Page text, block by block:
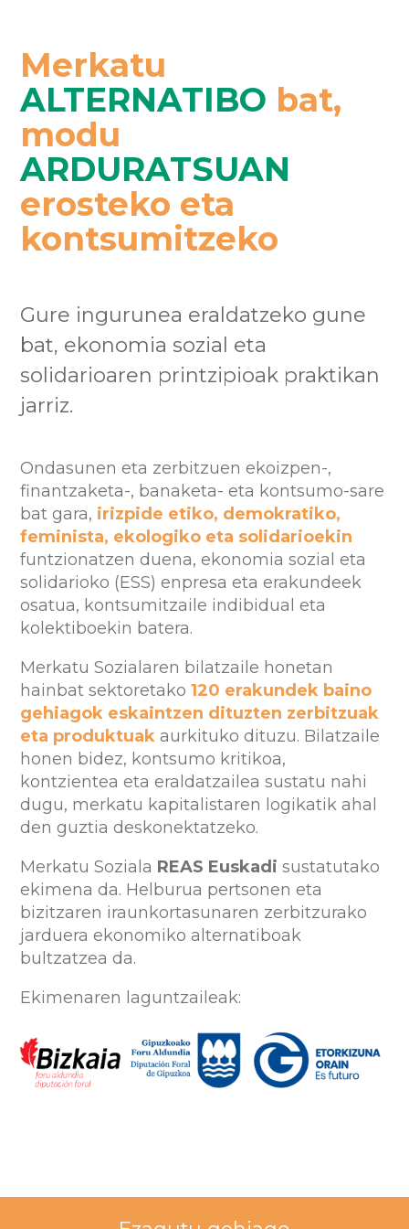
Merkatu
ALTERNATIBO bat,
modu
ARDURATSUAN
erosteko eta
kontsumitzeko
Gure ingurunea eraldatzeko gune
bat, ekonomia sozial eta
solidarioaren printzipioak praktikan
jarriz.
Ondasunen eta zerbitzuen ekoizpen-,
finantzaketa-, banaketa- eta kontsumo-sare
bat gara, irizpide etiko, demokratiko,
feminista, ekologiko eta solidarioekin
funtzionatzen duena, ekonomia sozial eta
solidarioko (ESS) enpresa eta erakundeek
osatua, kontsumitzaile indibidual eta
kolektiboekin batera.
Merkatu Sozialaren bilatzaile honetan
hainbat sektoretako120 erakundek baino
gehiagok eskaintzen dituzten zerbitzuak
eta produktuak aurkituko dituzu. Bilatzaile
honen bidez, kontsumo kritikoa,
kontzientea eta eraldatzailea sustatu nahi
dugu, merkatu kapitalistaren logikatik ahal
den guztia deskonektatzeko.
Merkatu Soziala REAS Euskadi sustatutako
ekimena da. Helburua pertsonen eta
bizitzaren iraunkortasunaren zerbitzurako
jarduera ekonomiko alternatiboak
bultzatzea da.
Ekimenaren laguntzaileak: